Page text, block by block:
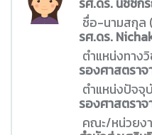
ชื่อ-นามสกุล
รศ.ดร.
ตำแหน่งทาง
รองศาสตราจ
ตำแหน่งปัจจุ
รองศาสตราจ
คณะ/หน่วยง